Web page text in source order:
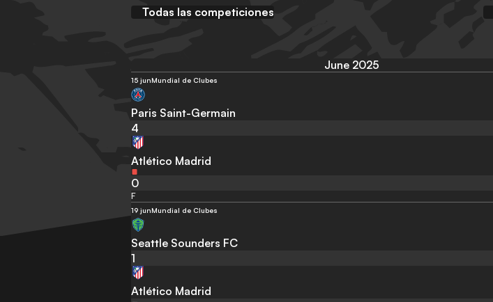
Todas las competiciones
June 2025
15 junMundial de Clubes
Paris Saint-Germain
4
Atlético Madrid
0
F
19 junMundial de Clubes
Seattle Sounders FC
1
Atlético Madrid